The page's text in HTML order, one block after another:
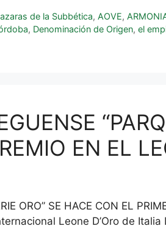
de la Subbética,AOVE,
, Denominación de Origen, el
EN EL
ORO” SE HACE CON EL
Leone D’Oro de